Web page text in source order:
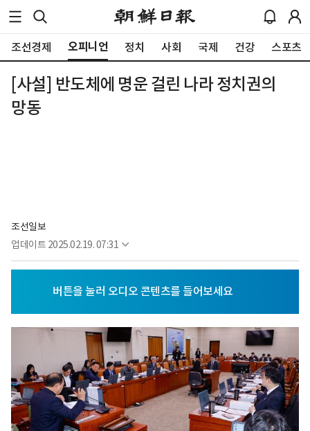
조선경제 오피니언 정치 사회 국제 건강 스포츠
[사설] 반도체에 명운 걸린 나라 정치권의
망동
조선일보
업데이트 2025.02.19. 07:31